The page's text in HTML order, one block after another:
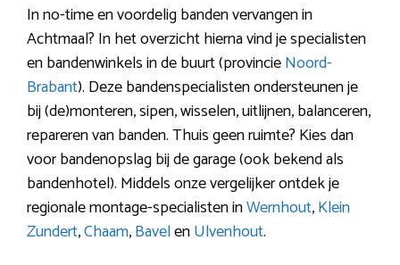
In no-time en voordelig banden vervangen in
Achtmaal? In het overzicht hierna vind je specialisten
en bandenwinkels in de buurt (provincieNoord-
Brabant). Deze bandenspecialisten ondersteunen je
bij (de)monteren, sipen, wisselen, uitlijnen, balanceren,
repareren van banden. Thuis geen ruimte? Kies dan
voor bandenopslag bij de garage (ook bekend als
bandenhotel). Middels onze vergelijker ontdek je
regionale montage-specialisten inWernhout,Klein
Zundert,Chaam,BavelenUlvenhout.